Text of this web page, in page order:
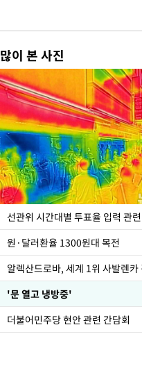
많이 본 사진
원·달러환율 1300원대 목전
알렉산드로바, 세계 1위 사발렌카
'문 열고 냉방중'
더불어민주당 현안 관련 간담회